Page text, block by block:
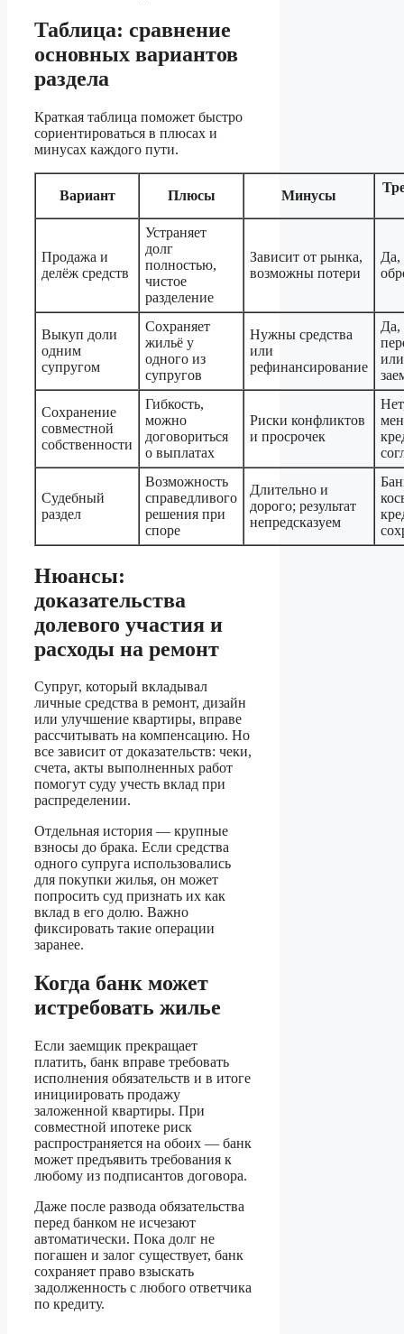
Таблица: сравнение
основных вариантов
раздела
Краткая таблица поможет быстро
сориентироваться в плюсах и
минусах каждого пути.
Вариант Плюсы Минусы
Продажа и
делёж средств
Устраняет
долг
полностью,
чистое
разделение
Зависит от рынка,
возможны потери
Да,
Выкуп доли
одним
супругом
Сохраняет
жильё у
одного из
супругов
Нужны средства
или
рефинансирование
Да,
Сохранение
совместной
собственности
Гибкость,
можно
договориться
о выплатах
Риски конфликтов
и просрочек
Судебный
раздел
Возможность
справедливого
решения при
споре
Длительно и
дорого; результат
непредсказуем
Нюансы:
доказательства
долевого участия и
расходы на ремонт
Супруг, который вкладывал
личные средства в ремонт, дизайн
или улучшение квартиры, вправе
рассчитывать на компенсацию. Но
все зависит от доказательств: чеки,
счета, акты выполненных работ
помогут суду учесть вклад при
распределении.
Отдельная история — крупные
взносы до брака. Если средства
одного супруга использовались
для покупки жилья, он может
попросить суд признать их как
вклад в его долю. Важно
фиксировать такие операции
заранее.
Когда банк может
истребовать жилье
Если заемщик прекращает
платить, банк вправе требовать
исполнения обязательств и в итоге
инициировать продажу
заложенной квартиры. При
совместной ипотеке риск
распространяется на обоих — банк
может предъявить требования к
любому из подписантов договора.
Даже после развода обязательства
перед банком не исчезают
автоматически. Пока долг не
погашен и залог существует, банк
сохраняет право взыскать
задолженность с любого ответчика
по кредиту.